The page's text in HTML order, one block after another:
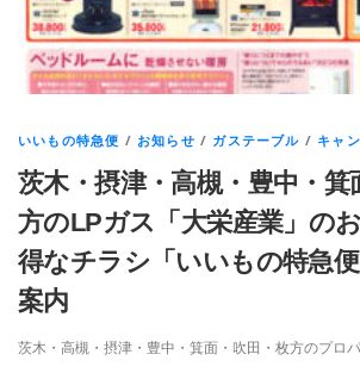
いいもの特急便 / お知らせ / ガステーブル / キャ
茨木・摂津・高槻・豊中・箕
方のLPガス「大栄産業」の
得なチラシ「いいもの特急
案内
茨木・高槻・摂津・豊中・箕面・吹田・枚方のプロ